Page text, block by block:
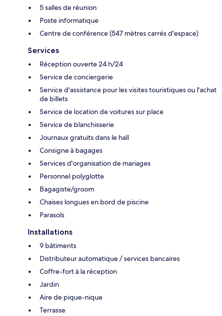
5 salles de réunion
Poste informatique
Centre de conférence (547 mètres carrés d'espace)
Services
Réception ouverte 24 h/24
Service de conciergerie
Service d'assistance pour les visites touristiques ou l'achat
de billets
Service de location de voitures sur place
Service de blanchisserie
Journaux gratuits dans le hall
Consigne à bagages
Services d'organisation de mariages
Personnel polyglotte
Bagagiste/groom
Chaises longues en bord de piscine
Parasols
Installations
9 bâtiments
Distributeur automatique / services bancaires
Coffre-fort à la réception
Jardin
Aire de pique-nique
Terrasse